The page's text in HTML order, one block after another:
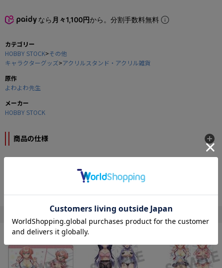
なら 月々1,100円から。分割手数料無料
カテゴリー
HOBBY STOCK>その他
キャラクターグッズ>アクリルスタンド・アクリル雑貨
原作
よわよわ先生
メーカー
HOBBY STOCK
商品の仕様
TVアニメ『よわよわ先生』から、イラストを堪能できるアクリルプレートが登
付属の台座を使用し、机や棚などに立てて飾ってお楽しみください。
※画像・イラスト等は実際の商品とは多少異なる場合がございます、予めご了
■サイズ：縦約210mm×横約148mm（A5サイズ）
■素材：アクリル
©福地カミオ・講談社／「よわよわ先生」製作委員会
" よわよわ先生 "の他の商品